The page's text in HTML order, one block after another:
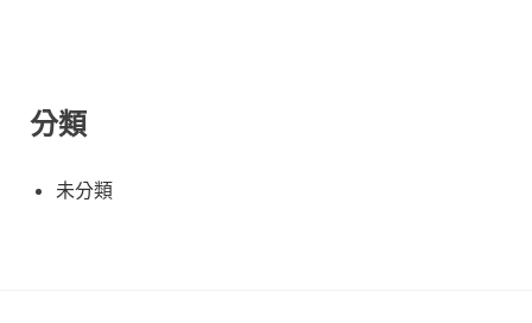
分類
未分類